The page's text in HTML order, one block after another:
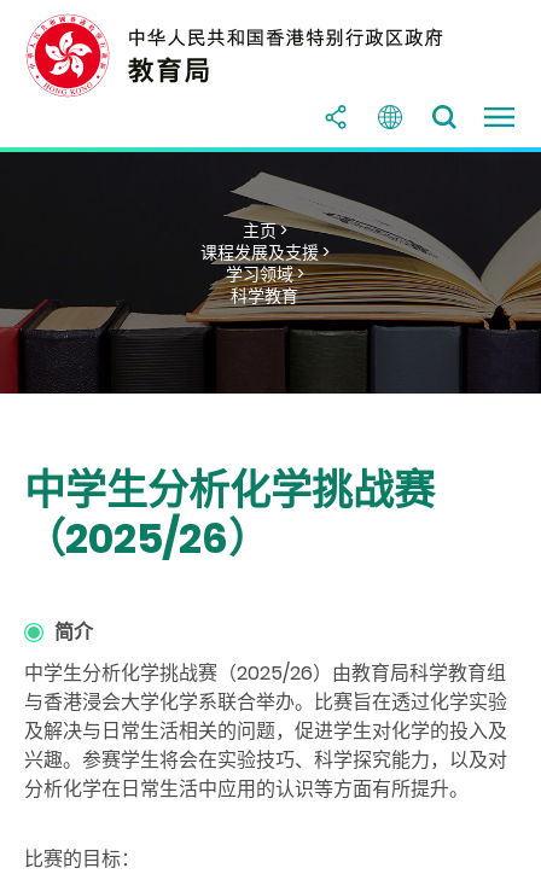
主页 >
课程发展及支援 >
学习领域 >
科学教育
中学生分析化学挑战赛
（2025/26）
简介
中学生分析化学挑战赛（2025/26）由教育局科学教育组
与香港浸会大学化学系联合举办。比赛旨在透过化学实验
及解决与日常生活相关的问题，促进学生对化学的投入及
兴趣。参赛学生将会在实验技巧、科学探究能力，以及对
分析化学在日常生活中应用的认识等方面有所提升。
比赛的目标：